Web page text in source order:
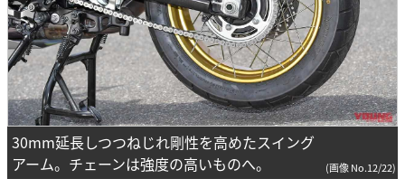
30mm延長しつつねじれ剛性を高めたスイング
アーム。チェーンは強度の高いものへ。
(画像 No.12/22)